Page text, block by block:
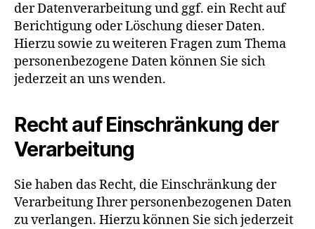
der Datenverarbeitung und ggf. ein Recht auf
Berichtigung oder Löschung dieser Daten.
Hierzu sowie zu weiteren Fragen zum Thema
personenbezogene Daten können Sie sich
jederzeit an uns wenden.
Recht auf Einschränkung der
Verarbeitung
Sie haben das Recht, die Einschränkung der
Verarbeitung Ihrer personenbezogenen Daten
zu verlangen. Hierzu können Sie sich jederzeit